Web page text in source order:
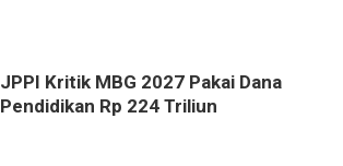
JPPI Kritik MBG 2027 Pakai Dana
Pendidikan Rp 224 Triliun